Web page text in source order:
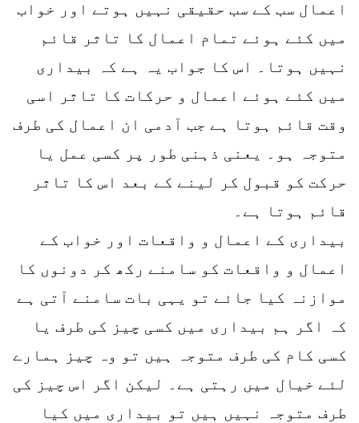
اعمال سب کے سب حقیقی نہیں ہوتے اور خواب
میں کئے ہوئے تمام اعمال کا تاثر قائم
نہیں ہوتا۔ اس کا جواب یہ ہے کہ بیداری
میں کئے ہوئے اعمال و حرکات کا تاثر اسی
وقت قائم ہوتا ہے جب آدمی ان اعمال کی طرف
متوجہ ہو۔ یعنی ذہنی طور پر کسی عمل یا
حرکت کو قبول کر لینے کے بعد اس کا تاثر
قائم ہوتا ہے۔
بیداری کے اعمال و واقعات اور خواب کے
اعمال و واقعات کو سامنے رکھ کر دونوں کا
موازنہ کیا جائے تو یہی بات سامنے آتی ہے
کہ اگر ہم بیداری میں کسی چیز کی طرف یا
کسی کام کی طرف متوجہ ہیں تو وہ چیز ہمارے
لئے خیال میں رہتی ہے۔ لیکن اگر اس چیز کی
طرف متوجہ نہیں ہیں تو بیداری میں کیا